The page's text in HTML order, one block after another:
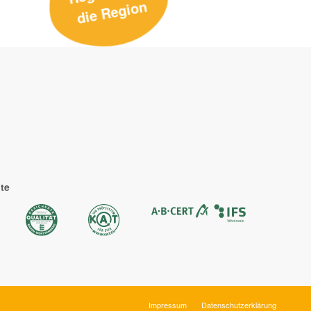
n
Impressum Datenschutzerklärung